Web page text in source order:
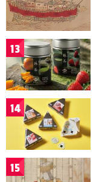
13
14
15